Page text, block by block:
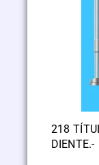
218
DIENTE.-